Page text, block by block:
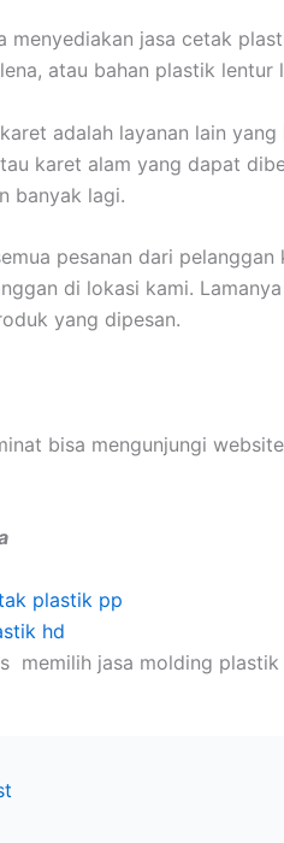
menyediakan jasa cetak
atau bahan plastik
adalah layanan lain
karet alam yang dapat
banyak lagi.
pesanan dari
di lokasi kami.
yang dipesan.
bisa mengunjungi
plastik pp
hd
memilih jasa molding plastik